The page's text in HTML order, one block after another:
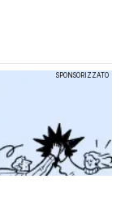
SPONSORIZZATO